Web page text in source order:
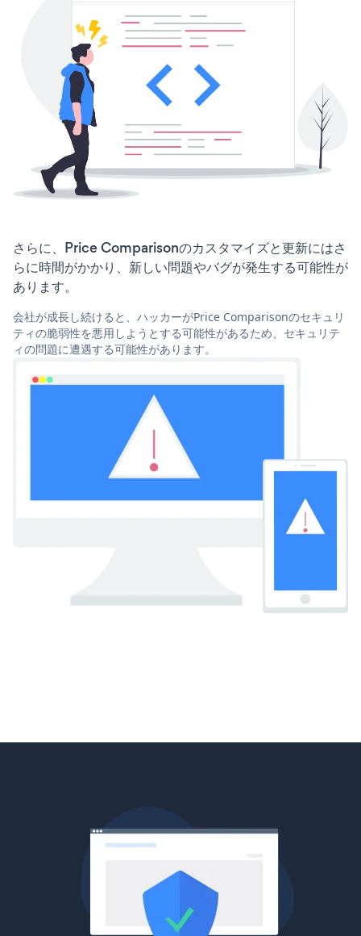
さらに、Price Comparisonのカスタマイズと更新にはさ
らに時間がかかり、新しい問題やバグが発生する可能性が
あります。
会社が成長し続けると、ハッカーがPrice Comparisonのセキュリ
ティの脆弱性を悪用しようとする可能性があるため、セキュリテ
ィの問題に遭遇する可能性があります。